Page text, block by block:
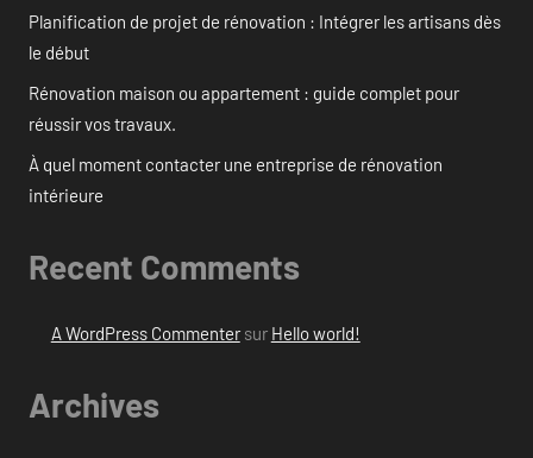
Planification de projet de rénovation : Intégrer les artisans dès
le début
Rénovation maison ou appartement : guide complet pour
réussir vos travaux.
À quel moment contacter une entreprise de rénovation
intérieure
Recent Comments
A WordPress Commentersur Hello world!
Archives